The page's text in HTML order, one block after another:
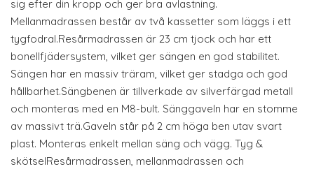
sig efter din kropp och ger bra avlastning.
Mellanmadrassen består av två kassetter som läggs i ett
tygfodral.Resårmadrassen är 23 cm tjock och har ett
bonellfjädersystem, vilket ger sängen en god stabilitet.
Sängen har en massiv träram, vilket ger stadga och god
hållbarhet.Sängbenen är tillverkade av silverfärgad metall
och monteras med en M8-bult. Sänggaveln har en stomme
av massivt trä.Gaveln står på 2 cm höga ben utav svart
plast. Monteras enkelt mellan säng och vägg. Tyg &
skötselResårmadrassen, mellanmadrassen och